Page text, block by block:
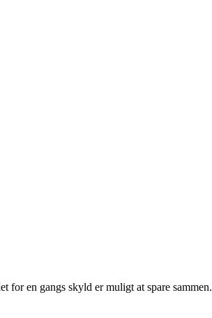
en gangs skyld er muligt at spare sammen.